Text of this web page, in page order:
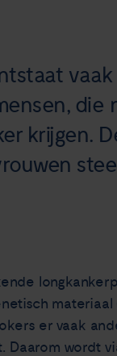
krijgen.
materiaal
er vaak
Daarom wordt